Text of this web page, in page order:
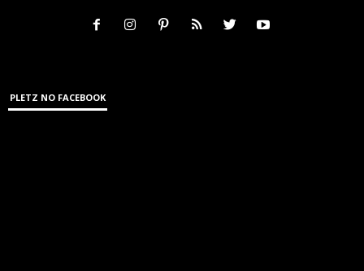
PLETZ NO FACEBOOK